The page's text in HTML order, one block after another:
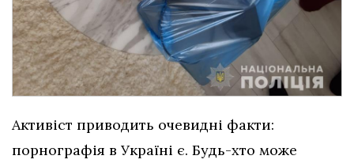
Активіст приводить очевидні факти:
порнографія в Україні є. Будь-хто може